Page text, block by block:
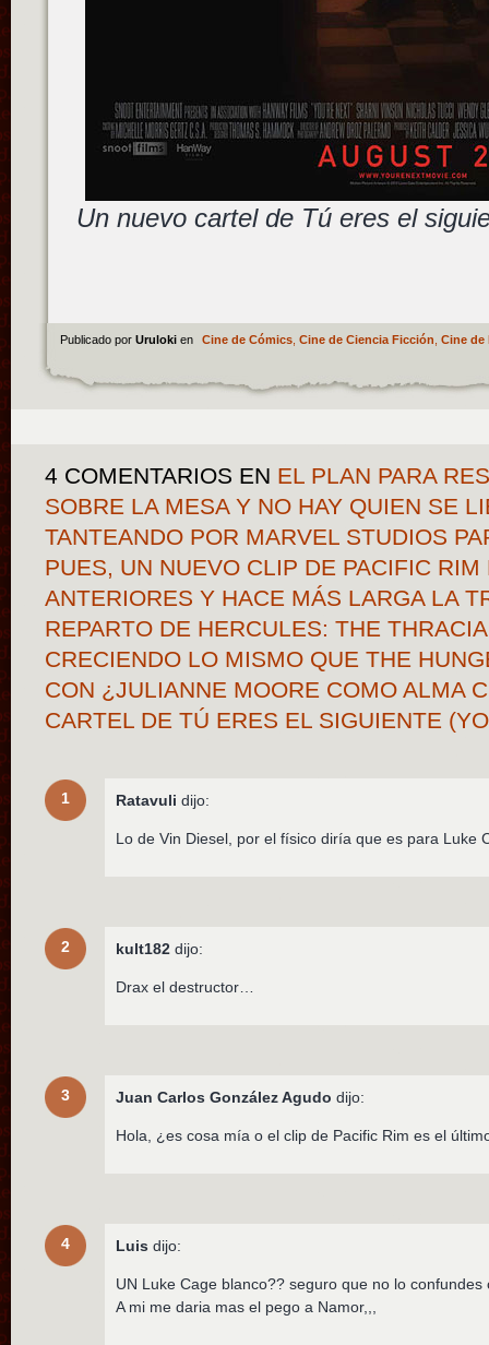
Un nuevo cartel de Tú eres el
Publicado por Uruloki en Cine de Cómics, Cine de Ciencia Ficción Cine de
4 COMENTARIOS EN EL PLAN PARA
SOBRE LA MESA Y NO HAY QUIEN SE
TANTEANDO POR MARVEL STUDIOS
PUES, UN NUEVO CLIP DE PACIFIC
ANTERIORES Y HACE MÁS LARGA LA
REPARTO DE HERCULES: THE
CRECIENDO LO MISMO QUE THE
CON ¿JULIANNE MOORE COMO ALMA
CARTEL DE TÚ ERES EL SIGUIENTE
1 Ratavuli dijo:
Lo de Vin Diesel, por el físico diría que es para Luke
2 kult182 dijo:
Drax el destructor…
3 Juan Carlos González Agudo dijo:
Hola, ¿es cosa mía o el clip de Pacific Rim es el
4 Luis dijo:
UN Luke Cage blanco?? seguro que no lo confundes
A mi me daria mas el pego a Namor,,,